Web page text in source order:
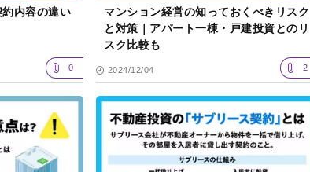
内容の違い
0
マンション経営の知っておくべきリスク
と対策｜アパート一棟・戸建投資とのリ
スク比較も
2024/12/04 2